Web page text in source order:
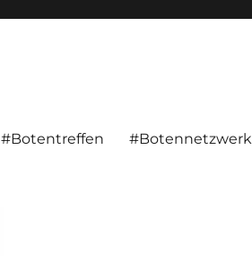
#Botentreffen #Botennetzwerk